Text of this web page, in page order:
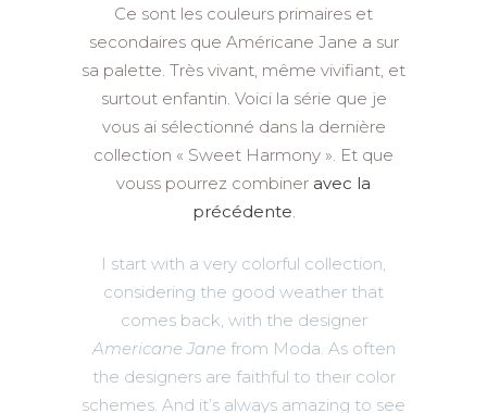
Ce sont les couleurs primaires et
secondaires que Américane Jane a sur
sa palette. Très vivant, même vivifiant, et
surtout enfantin. Voici la série que je
vous ai sélectionné dans la dernière
collection « Sweet Harmony ». Et que
vouss pourrez combiner avec la
précédente.
I start with a very colorful collection,
considering the good weather that
comes back, with the designer
Americane Jane from Moda. As often
the designers are faithful to their color
schemes. And it’s always amazing to see